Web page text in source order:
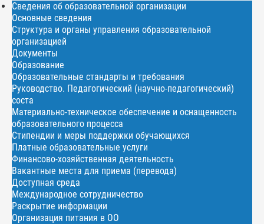
Сведения об образовательной организации
Основные сведения
Структура и органы управления образовательной
организацией
Документы
Образование
Образовательные стандарты и требования
Руководство. Педагогический (научно-педагогический)
соста
Материально-техническое обеспечение и оснащенность
образовательного процесса
Стипендии и меры поддержки обучающихся
Платные образовательные услуги
Финансово-хозяйственная деятельность
Вакантные места для приема (перевода)
Доступная среда
Международное сотрудничество
Раскрытие информации
Организация питания в ОО